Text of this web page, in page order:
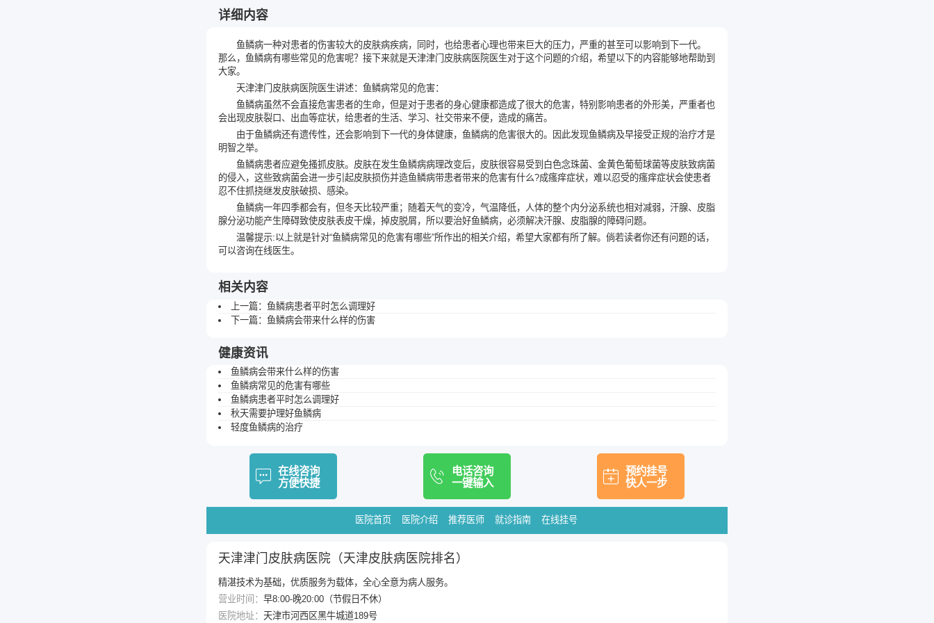
详细内容
鱼鳞病一种对患者的伤害较大的皮肤病疾病，同时，也给患者心理也带来巨大的压力，严重的甚至可以影响到下一代。
那么，鱼鳞病有哪些常见的危害呢？接下来就是天津津门皮肤病医院医生对于这个问题的介绍，希望以下的内容能够地帮助到
大家。
天津津门皮肤病医院医生讲述：鱼鳞病常见的危害：
鱼鳞病虽然不会直接危害患者的生命，但是对于患者的身心健康都造成了很大的危害，特别影响患者的外形美，严重者也
会出现皮肤裂口、出血等症状，给患者的生活、学习、社交带来不便，造成的痛苦。
由于鱼鳞病还有遗传性，还会影响到下一代的身体健康，鱼鳞病的危害很大的。因此发现鱼鳞病及早接受正规的治疗才是
明智之举。
鱼鳞病患者应避免搔抓皮肤。皮肤在发生鱼鳞病病理改变后，皮肤很容易受到白色念珠菌、金黄色葡萄球菌等皮肤致病菌
的侵入，这些致病菌会进一步引起皮肤损伤并造鱼鳞病带患者带来的危害有什么?成瘙痒症状，难以忍受的瘙痒症状会使患者
忍不住抓挠继发皮肤破损、感染。
鱼鳞病一年四季都会有，但冬天比较严重；随着天气的变冷，气温降低，人体的整个内分泌系统也相对减弱，汗腺、皮脂
腺分泌功能产生障碍致使皮肤表皮干燥，掉皮脱屑，所以要治好鱼鳞病，必须解决汗腺、皮脂腺的障碍问题。
温馨提示:以上就是针对“鱼鳞病常见的危害有哪些”所作出的相关介绍，希望大家都有所了解。倘若读者你还有问题的话，
可以咨询在线医生。
相关内容
上一篇： 鱼鳞病患者平时怎么调理好
下一篇： 鱼鳞病会带来什么样的伤害
健康资讯
鱼鳞病会带来什么样的伤害
鱼鳞病常见的危害有哪些
鱼鳞病患者平时怎么调理好
秋天需要护理好鱼鳞病
轻度鱼鳞病的治疗
在线咨询
方便快捷
电话咨询
一键输入
预约挂号
快人一步
医院首页 医院介绍 推荐医师 就诊指南 在线挂号
天津津门皮肤病医院（天津皮肤病医院排名）
精湛技术为基础，优质服务为载体，全心全意为病人服务。
营业时间： 早8:00-晚20:00（节假日不休）
医院地址： 天津市河西区黑牛城道189号